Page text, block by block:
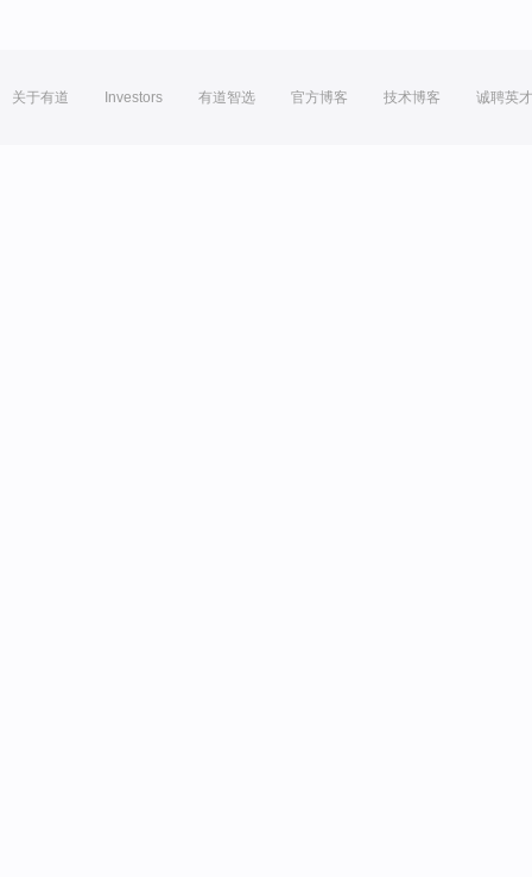
关于有道 Investors 有道智选 官方博客 技术博客 诚聘英才